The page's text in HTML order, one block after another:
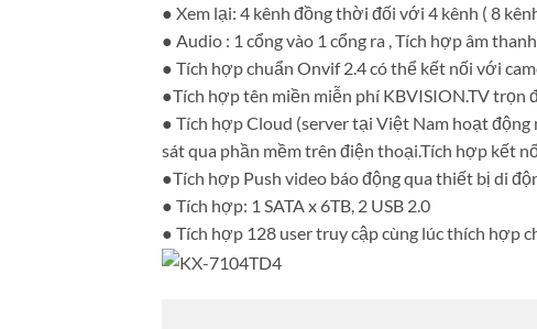
● Xem lại: 4 kênh đồng thời đối với 4 kênh ( 8
● Audio : 1 cổng vào 1 cổng ra , Tích hợp âm
● Tích hợp chuẩn Onvif 2.4 có thể kết nối với
●Tích hợp tên miền miễn phí KBVISION.TV trọn
● Tích hợp Cloud (server tại Việt Nam hoạt động
sát qua phần mềm trên điện thoại.Tích hợp kết
●Tích hợp Push video báo động qua thiết bị di
● Tích hợp: 1 SATA x 6TB, 2 USB 2.0
● Tích hợp 128 user truy cập cùng lúc thích hợp